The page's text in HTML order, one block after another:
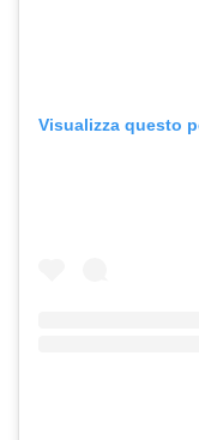
Visualizza questo